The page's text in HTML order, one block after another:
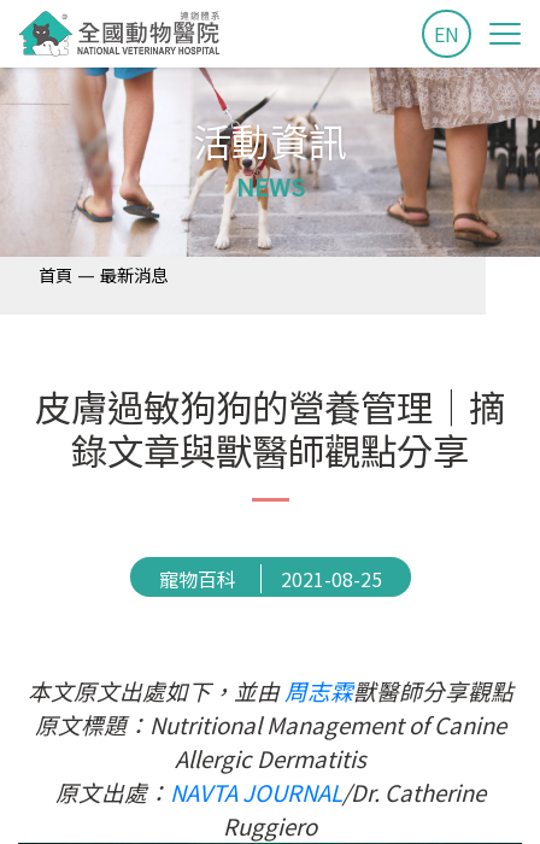
EN
活動資訊
NEWS
首頁 — 最新消息
皮膚過敏狗狗的營養管理│摘
錄文章與獸醫師觀點分享
寵物百科 2021-08-25
本文原文出處如下，並由周志霖獸醫師分享觀點
原文標題：Nutritional Management of Canine
Allergic Dermatitis
原文出處： NAVTAJOURNAL/Dr. Catherine
Ruggiero